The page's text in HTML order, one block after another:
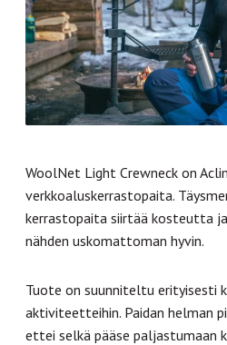
WoolNet Light Crewneck on
verkkoaluskerrastopaita.
kerrastopaita siirtää kosteutta
nähden uskomattoman hyvin.
Tuote on suunniteltu erityisesti
aktiviteetteihin. Paidan helman
ettei selkä pääse paljastumaan